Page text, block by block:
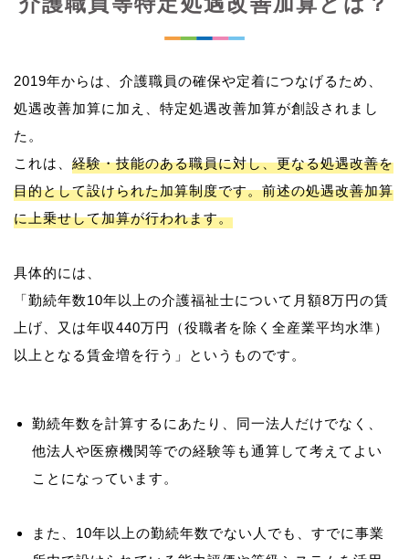
2019年からは、介護職員の確保や定着につなげるため、
処遇改善加算に加え、特定処遇改善加算が創設されまし
た。
これは、 経験・技能のある職員に対し、更なる処遇改善を
目的として設けられた加算制度です。前述の処遇改善加算
に上乗せして加算が行われます。
具体的には、
「勤続年数10年以上の介護福祉士について月額8万円の賃
上げ、又は年収440万円（役職者を除く全産業平均水準）
勤続年数を計算するにあたり、同一法人だけでなく、
他法人や医療機関等での経験等も通算して考えてよい
ことになっています。
また、10年以上の勤続年数でない人でも、すでに事業